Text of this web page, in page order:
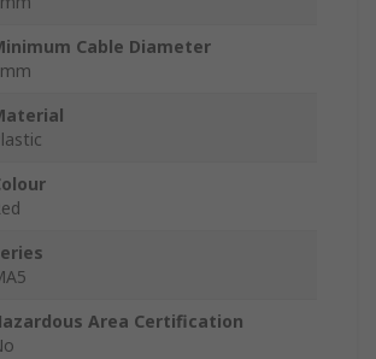
Cable Diameter
Area Certification